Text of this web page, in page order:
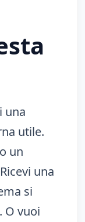
una
utile.
un
una
si
O vuoi